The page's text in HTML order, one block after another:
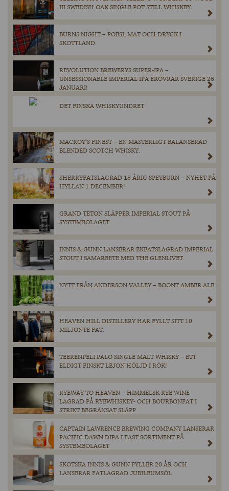
III SWEDISH OAK SINGLE POT STILL WHISKEY.
BURNS NIGHT – POESI, MAT OCH DRYCK I
SKOTTLAND.
REVOLUTION BREWERYS SUPER-IPA –
UNSESSIONABLE IMPERIAL IPA ERÖVRAR SVERIGE 26
JANUARI!
DET FINSKA WHISKYUNDRET
MACROY’S FINEST – EN MÄSTERLIGT BALANSERAD
BLENDED SCOTCH WHISKY.
SHERRYFATSLAGRAD 18 ÅRIG SPEYBURN – NYHET PÅ
HYLLAN 1 DECEMBER!
GRAND TETON SLÄPPER IMPERIAL STOUT PÅ
SYSTEMBOLAGET.
INNIS & GUNN LANSERAR EKFATSLAGRAD IMPERIAL
STOUT I SAMARBETE MED THE GLENLIVET.
NYTT FRÅN ANDERSON VALLEY – BOONT AMBER ALE
HEAVEN HILL DISTILLERY HAR FYLLT SITT 10
MILJONTE FAT.
TEERENPELI PALO SINGLE MALT WHISKY – ETT
ELDIGT FINSKT LEJON HÖLJD I RÖK!
RYEWAY TO HEAVEN – HIMMELSK RYE WINE
LAGRAD PÅ RYEWHISKEY- OCH BOURBONFAT I
STRIKT BEGRÄNSAT SLÄPP.
CAPTAIN LAWRENCE BREWING COMPANY LANSERAR
PACIFIC DAWN DIPA I FAST SORTIMENT PÅ
SYSTEMBOLAGET
SKOTSKA INNIS & GUNN FYLLER 20 ÅR OCH
LANSERAR FATLAGRAD JUBILEUMSÖL